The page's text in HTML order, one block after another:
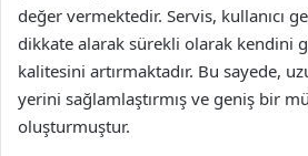
değer vermektedir. Servis, kullanıcı
dikkate alarak sürekli olarak kendini
kalitesini artırmaktadır. Bu sayede,
yerini sağlamlaştırmış ve geniş bir
oluşturmuştur.